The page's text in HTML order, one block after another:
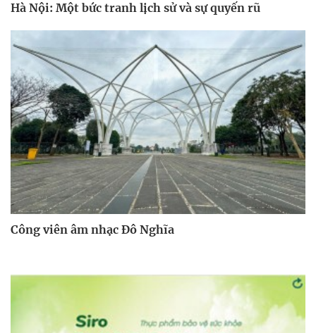
Hà Nội: Một bức tranh lịch sử và sự quyến rũ
Công viên âm nhạc Đô Nghĩa